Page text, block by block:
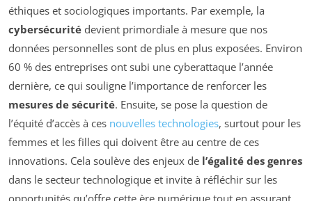
éthiques et sociologiques importants. Par exemple, la
cybersécurité devient primordiale à mesure que nos
données personnelles sont de plus en plus exposées. Environ
60 % des entreprises ont subi une cyberattaque l’année
dernière, ce qui souligne l’importance de renforcer les
mesures de sécurité. Ensuite, se pose la question de
l’équité d’accès à ces nouvelles technologies, surtout pour les
femmes et les filles qui doivent être au centre de ces
innovations. Cela soulève des enjeux de l’égalité des genres
dans le secteur technologique et invite à réfléchir sur les